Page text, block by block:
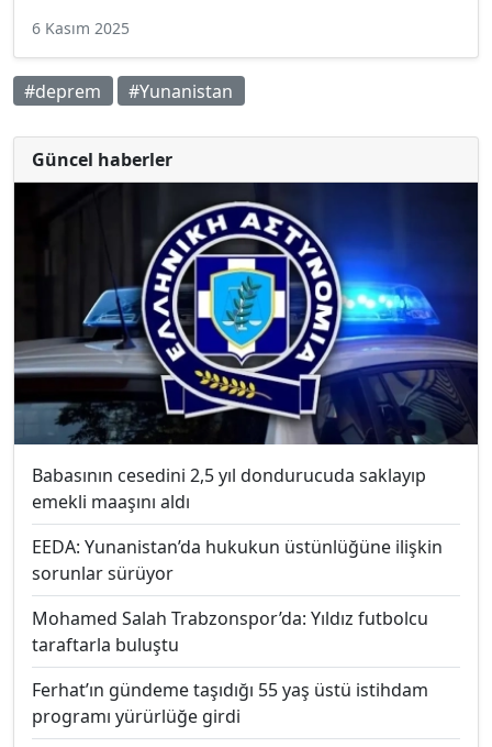
6 Kasım 2025
#deprem #Yunanistan
Güncel haberler
Babasının cesedini 2,5 yıl dondurucuda saklayıp
emekli maaşını aldı
EEDA: Yunanistan’da hukukun üstünlüğüne ilişkin
sorunlar sürüyor
Mohamed Salah Trabzonspor’da: Yıldız futbolcu
taraftarla buluştu
Ferhat’ın gündeme taşıdığı 55 yaş üstü istihdam
programı yürürlüğe girdi